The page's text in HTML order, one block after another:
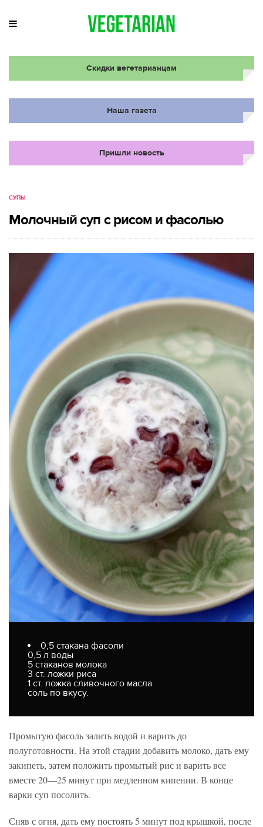
Скидки вегетарианцам
Наша газета
Пришли новость
СУПЫ
Молочный суп с рисом и фасолью
0,5 стакана фасоли
0,5 л воды
5 стаканов молока
3 ст. ложки риса
1 ст. ложка сливочного масла
соль по вкусу.
Промытую фасоль залить водой и варить до
полуготовности. На этой стадии добавить молоко, дать ему
закипеть, затем положить промытый рис и варить все
вместе 20—25 минут при медленном кипении. В конце
варки суп посолить.
Сняв с огня, дать ему постоять 5 минут под крышкой, после